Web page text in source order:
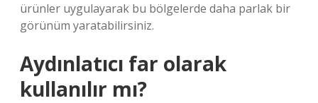
ürünler uygulayarak bu bölgelerde daha parlak bir
görünüm yaratabilirsiniz.
Aydınlatıcı far olarak
kullanılır mı?